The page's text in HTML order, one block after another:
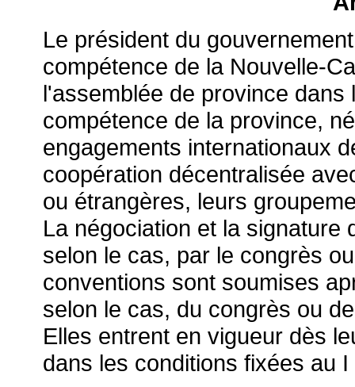
Le président du
compétence de la Nouvelle-
l'assemblée de province
compétence de la province,
engagements internationaux
coopération décentralisée
ou étrangères, leurs
La négociation et la
selon le cas, par le congrès
conventions sont soumises
selon le cas, du congrès ou
Elles entrent en vigueur dès
dans les conditions fixées au